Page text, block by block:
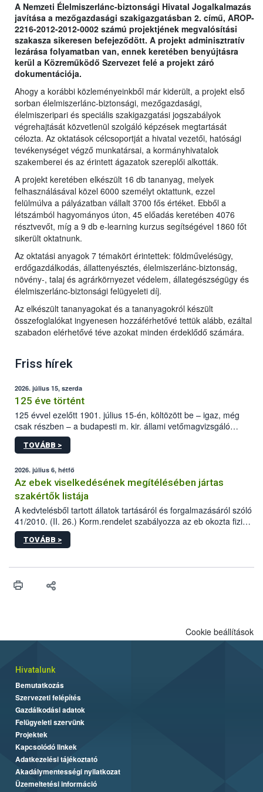
A Nemzeti Élelmiszerlánc-biztonsági Hivatal Jogalkalmazás
javítása a mezőgazdasági szakigazgatásban 2. című, AROP-
2216-2012-2012-0002 számú projektjének megvalósítási
szakasza sikeresen befejeződött. A projekt adminisztratív
lezárása folyamatban van, ennek keretében benyújtásra
kerül a Közreműködő Szervezet felé a projekt záró
dokumentációja.
Ahogy a korábbi közleményeinkből már kiderült, a projekt első
sorban élelmiszerlánc-biztonsági, mezőgazdasági,
élelmiszeripari és speciális szakigazgatási jogszabályok
végrehajtását közvetlenül szolgáló képzések megtartását
célozta. Az oktatások célcsoportját a hivatal vezetői, hatósági
tevékenységet végző munkatársai, a kormányhivatalok
szakemberei és az érintett ágazatok szereplői alkották.
A projekt keretében elkészült 16 db tananyag, melyek
felhasználásával közel 6000 személyt oktattunk, ezzel
felülmúlva a pályázatban vállalt 3700 fős értéket. Ebből a
létszámból hagyományos úton, 45 előadás keretében 4076
résztvevőt, míg a 9 db e-learning kurzus segítségével 1860 főt
sikerült oktatnunk.
Az oktatási anyagok 7 témakört érintettek: földművelésügy,
erdőgazdálkodás, állattenyésztés, élelmiszerlánc-biztonság,
növény-, talaj és agrárkörnyezet védelem, állategészségügy és
élelmiszerlánc-biztonsági felügyeleti díj.
Az elkészült tananyagokat és a tananyagokról készült
összefoglalókat ingyenesen hozzáférhetővé tettük alább, ezáltal
szabadon elérhetővé téve azokat minden érdeklődő számára.
Friss hírek
2026. július 15, szerda
125 éve történt
125 évvel ezelőtt 1901. július 15-én, költözött be – igaz, még
csak részben – a budapesti m. kir. állami vetőmagvizsgáló
állomás a Kis Rókus utca 15. szám alatti, Czigler Győző által
tervezett új épületébe.
TOVÁBB >
2026. július 6, hétfő
Az ebek viselkedésének megítélésében jártas
szakértők listája
A kedvtelésből tartott állatok tartásáról és forgalmazásáról szóló
41/2010. (II. 26.) Korm.rendelet szabályozza az eb okozta fizikai
sérülés, illetve ennek veszélye keletkezésekor felmerülő
hatósági feladatokat, valamint a veszélyes eb tartását és annak
vonni az ebek viselkedésének megítélésében jártas szakértőt.
TOVÁBB >
Cookie beállítások
Hivatalunk
Bemutatkozás
Szervezeti felépítés
Gazdálkodási adatok
Felügyeleti szervünk
Projektek
Kapcsolódó linkek
Adatkezelési tájékoztató
Akadálymentességi nyilatkozat
Üzemeltetési információ